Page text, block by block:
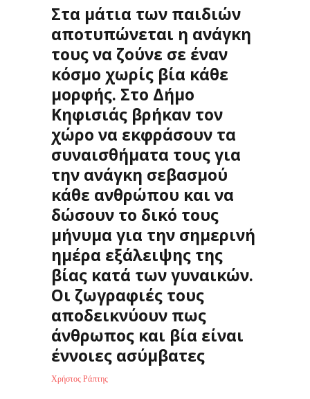
Στα μάτια των παιδιών
αποτυπώνεται η ανάγκη
τους να ζούνε σε έναν
κόσμο χωρίς βία κάθε
μορφής. Στο Δήμο
Κηφισιάς βρήκαν τον
χώρο να εκφράσουν τα
συναισθήματα τους για
την ανάγκη σεβασμού
κάθε ανθρώπου και να
δώσουν το δικό τους
μήνυμα για την σημερινή
ημέρα εξάλειψης της
βίας κατά των γυναικών.
Οι ζωγραφιές τους
αποδεικνύουν πως
άνθρωπος και βία είναι
έννοιες ασύμβατες
Χρήστος Ράπτης